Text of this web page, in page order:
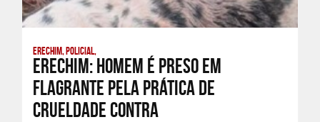
Erechim, Policial,
Erechim: Homem é preso em
flagrante pela prática de
crueldade contra